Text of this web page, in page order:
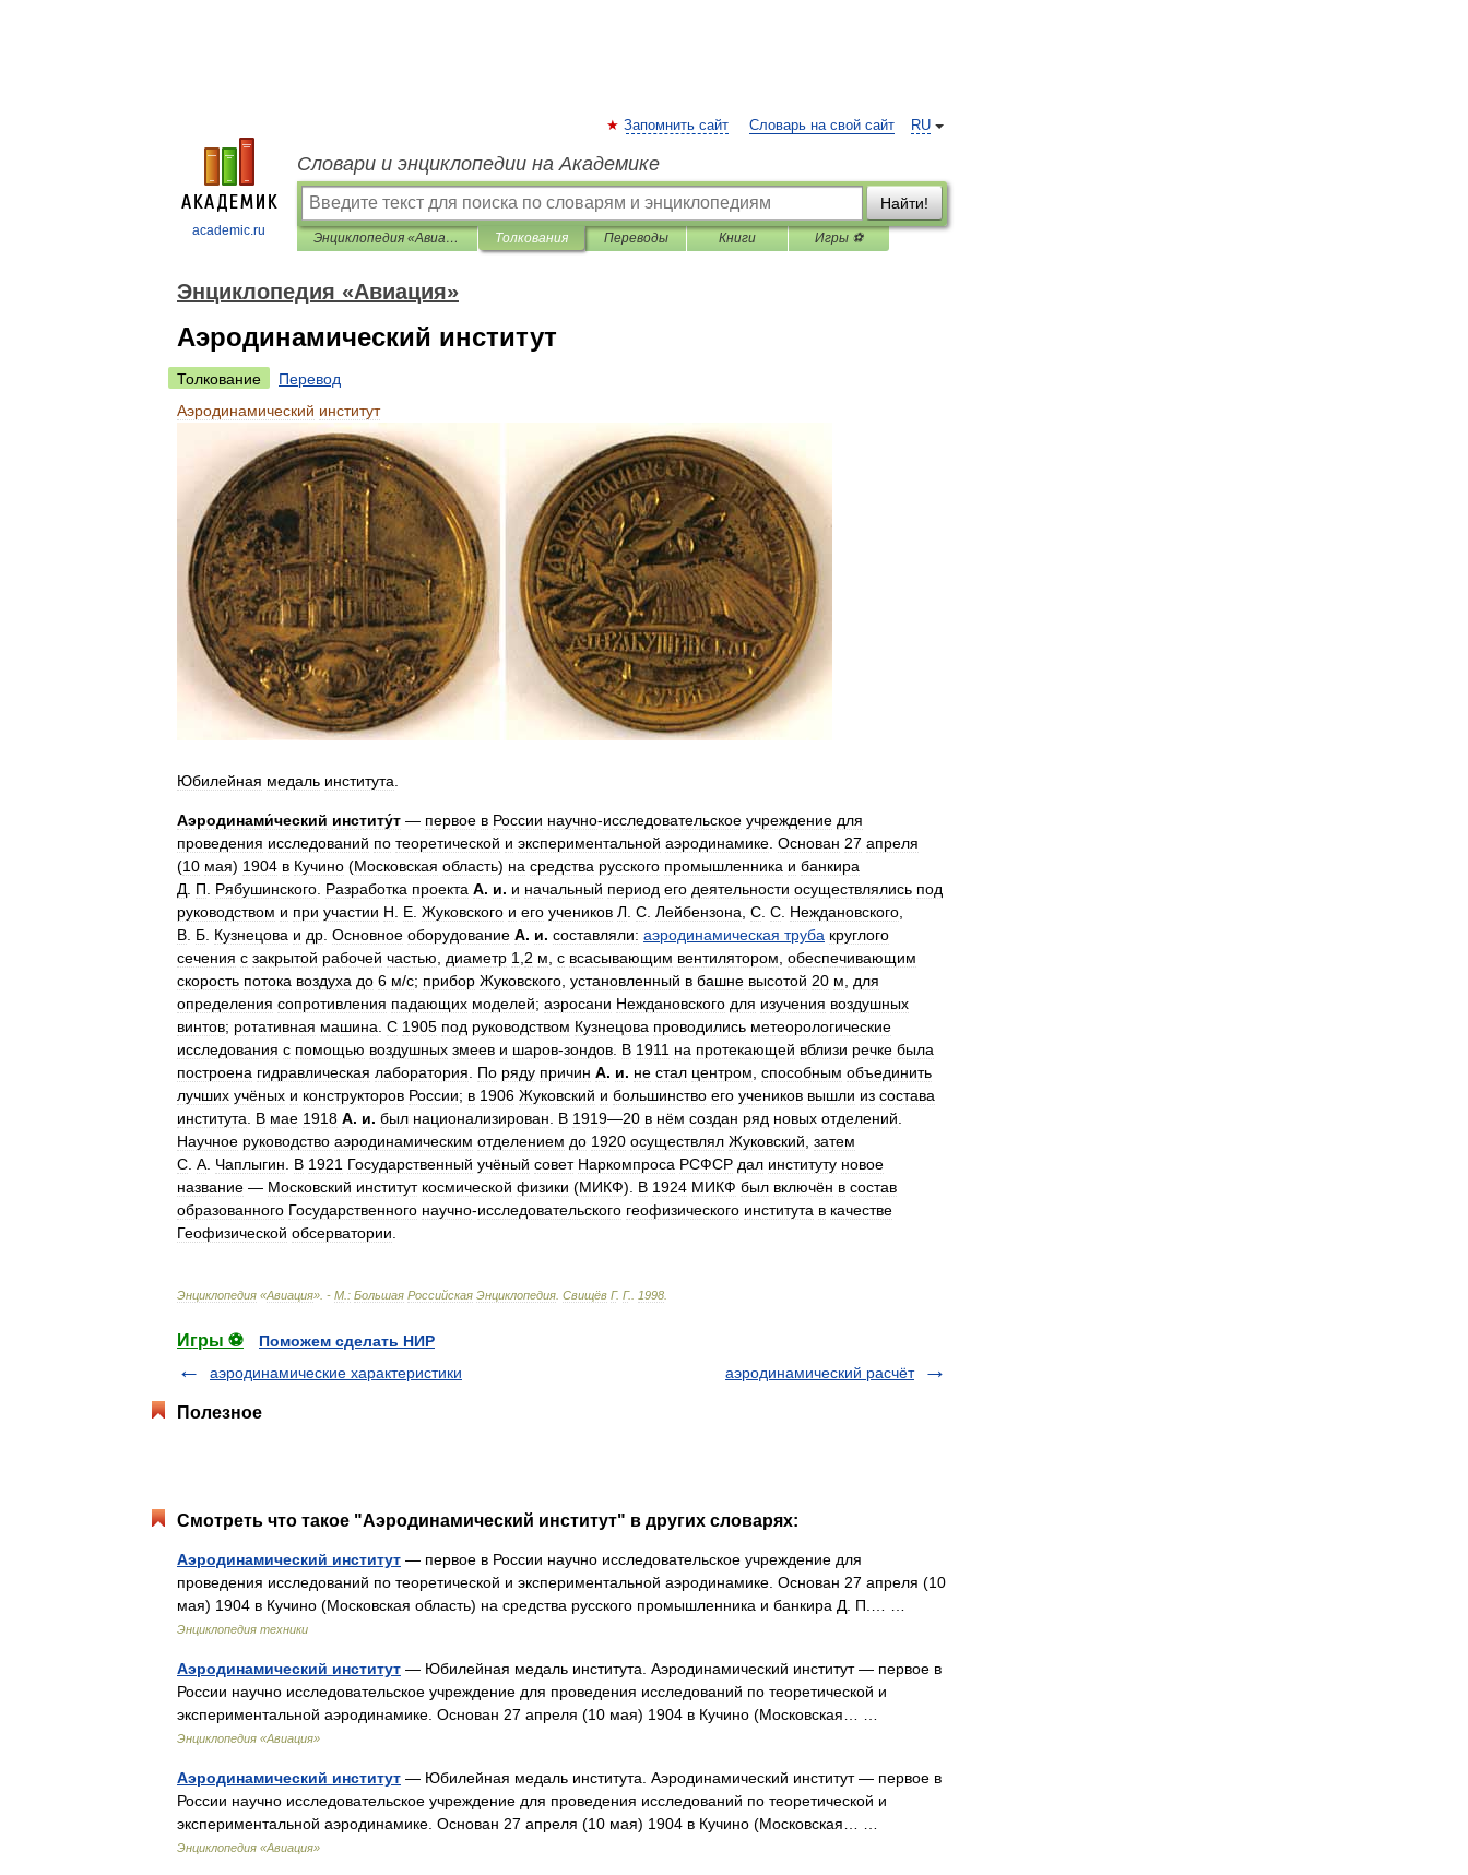
academic.ru
RU
Запомнить сайт Словарь на свой сайт
Словари и энциклопедии на Академике
Найти!
Энциклопедия «Авиация» Толкования Переводы Книги Игры ⚽
Энциклопедия «Авиация»
Аэродинамический институт
Толкование
Перевод
Аэродинамический институт
Юбилейная медаль института
Аэродинами́ческий институ́т — первое в России научно-исследовательское учреждение для
проведения исследований по теоретической и экспериментальной аэродинамике Основан 27 апреля
(10 мая) 1904 в Кучино (Московская область) на средства русского промышленника и банкира
Д П Рябушинского Разработка проекта А. и. и начальный период его деятельности осуществлялись под
руководством и при участии Н Е Жуковского и его учеников Л С Лейбензона С С Неждановского
В Б Кузнецова и др Основное оборудование А. и. составляли: аэродинамическая труба круглого
сечения с закрытой рабочей частью диаметр 1 2 м с всасывающим вентилятором обеспечивающим
скорость потока воздуха до 6 м/с; прибор Жуковского установленный в башне высотой 20 м
для
определения сопротивления падающих моделей; аэросани Неждановского для изучения воздушных
винтов; ротативная машина С 1905 под руководством Кузнецова проводились метеорологические
исследования с помощью воздушных змеев и шаров-зондов В 1911 на протекающей вблизи речке была
построена гидравлическая лаборатория По ряду причин А. и. не стал центром способным объединить
лучших учёных и конструкторов России; в 1906 Жуковский и большинство его учеников вышли из состава
института
В мае 1918 А. и. был национализирован В 1919—20 в нём создан ряд новых отделений
Научное руководство аэродинамическим отделением до 1920 осуществлял Жуковский затем
С А Чаплыгин В 1921 Государственный учёный совет Наркомпроса РСФСР дал институту новое
название — Московский институт космической физики (МИКФ). В 1924 МИКФ был включён в состав
образованного Государственного научно-исследовательского геофизического института в качестве
Геофизической обсерватории
Энциклопедия «Авиация». - М : Большая Российская Энциклопедия Свищёв Г. Г. 1998
Игры ⚽
Поможем сделать НИР
аэродинамические характеристики
аэродинамический расчёт
Полезное
Смотреть что такое "Аэродинамический институт" в других словарях:
Аэродинамический институт — первое в России научно исследовательское учреждение для
проведения исследований по теоретической и экспериментальной аэродинамике. Основан 27 апреля (10
мая) 1904 в Кучино (Московская область) на средства русского промышленника и банкира Д. П.… …
Энциклопедия техники
Аэродинамический институт — Юбилейная медаль института. Аэродинамический институт — первое в
России научно исследовательское учреждение для проведения исследований по теоретической и
экспериментальной аэродинамике. Основан 27 апреля (10 мая) 1904 в Кучино (Московская… …
Энциклопедия «Авиация»
Аэродинамический институт — Юбилейная медаль института. Аэродинамический институт — первое в
России научно исследовательское учреждение для проведения исследований по теоретической и
экспериментальной аэродинамике. Основан 27 апреля (10 мая) 1904 в Кучино (Московская… …
Энциклопедия «Авиация»